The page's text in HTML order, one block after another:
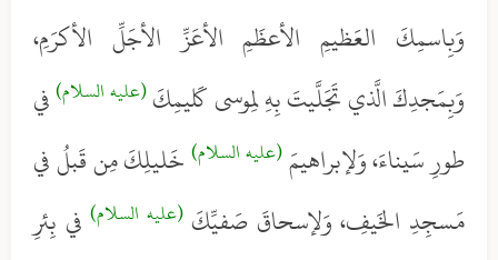
وَبِاسمِكَ العَظيمِ الأعظَمِ الأعَزِّ الأجَلِّ الأكرَمِ،
وَبِمَجدِكَ الَّذي تَجَلَّيتَ بِهِ لِموسى كَليمِكَ(عليه السلام)في
طورِ سَيناءَ، وَلإبراهيمَ(عليه السلام) خَليلِكَ مِن قَبلُ في
مَسجِدِ الخَيفِ، وَلإسحاقَ صَفيِّكَ(عليه السلام)في بِئرِ